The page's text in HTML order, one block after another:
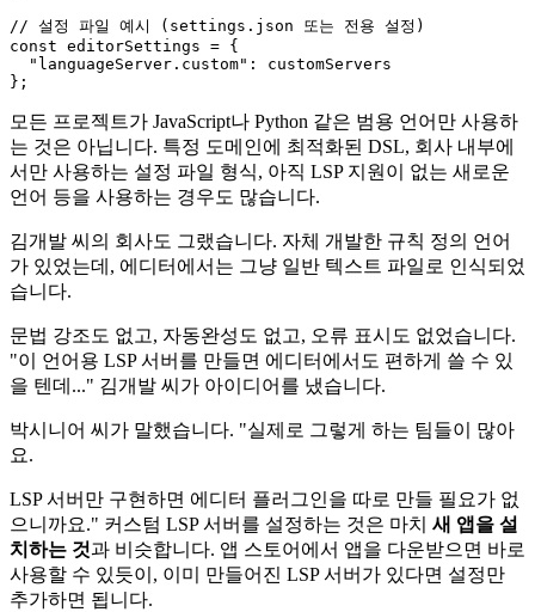
// 설정 파일 예시 (settings.json 또는 전용 설정)
const editorSettings = {
"languageServer.custom" : customServers
모든 프로젝트가 JavaScript나 Python 같은 범용 언어만 사용하
는 것은 아닙니다. 특정 도메인에 최적화된 DSL, 회사 내부에
서만 사용하는 설정 파일 형식, 아직 LSP 지원이 없는 새로운
언어 등을 사용하는 경우도 많습니다.
김개발 씨의 회사도 그랬습니다. 자체 개발한 규칙 정의 언어
가 있었는데, 에디터에서는 그냥 일반 텍스트 파일로 인식되었
습니다.
문법 강조도 없고, 자동완성도 없고, 오류 표시도 없었습니다.
"이 언어용 LSP 서버를 만들면 에디터에서도 편하게 쓸 수 있
을 텐데..." 김개발 씨가 아이디어를 냈습니다.
박시니어 씨가 말했습니다. "실제로 그렇게 하는 팀들이 많아
요.
LSP 서버만 구현하면 에디터 플러그인을 따로 만들 필요가 없
으니까요." 커스텀 LSP 서버를 설정하는 것은 마치 새 앱을 설
치하는 것과 비슷합니다. 앱 스토어에서 앱을 다운받으면 바로
사용할 수 있듯이, 이미 만들어진 LSP 서버가 있다면 설정만
추가하면 됩니다.